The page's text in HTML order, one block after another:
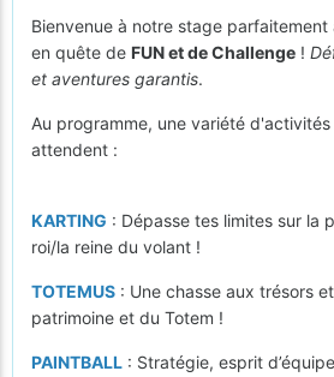
Bienvenue à notre stage
en quête de FUN et de Challenge !
et aventures garantis.
Au programme, une variété
attendent :
KARTING : Dépasse tes limites sur la
roi/la reine du volant !
TOTEMUS : Une chasse aux trésors
patrimoine et du Totem !
PAINTBALL : Stratégie, esprit